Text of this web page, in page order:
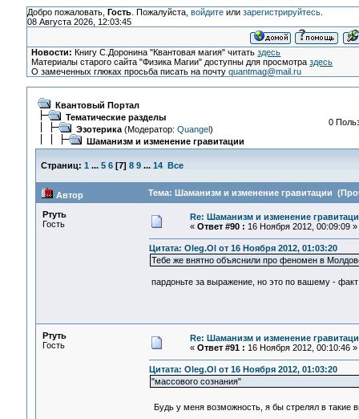
Добро пожаловать, Гость. Пожалуйста, войдитеили зарегистрируйтесь.
08 Августа 2026, 12:03:45
Новости: Книгу С.Доронина "Квантовая магия" читатьздесь
Материалы старого сайта "Физика Магии" доступны для просмотраздесь
О замеченных глюках просьба писать на почтуquantmag@mail.ru
Квантовый Портал
Тематические разделы
Эзотерика(Модератор: Quangel)
Шаманизм и изменение гравитации
0
Страниц: 1 ... 5 6[7] 8 9 ... 14 Все
Автор Тема: Шаманизм и изменение гравитации
Ртуть
Гость
Re: Шаманизм и изменение
« Ответ #90 : 16 Ноября 2012, 00:09:09 »
Цитата: Oleg.Ol от 16 Ноября 2012, 01:03:20
Тебе же внятно объяснили про феномен в
пардоньте за выражение, но это по вашему -
Ртуть
Гость
Re: Шаманизм и изменение
« Ответ #91 : 16 Ноября 2012, 00:10:46 »
Цитата: Oleg.Ol от 16 Ноября 2012, 01:03:20
"массового сознания"
Будь у меня возможность, я бы стрелял в такие